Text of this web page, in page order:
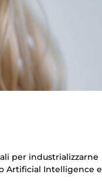
per industrializzarne
Artificial Intelligence e